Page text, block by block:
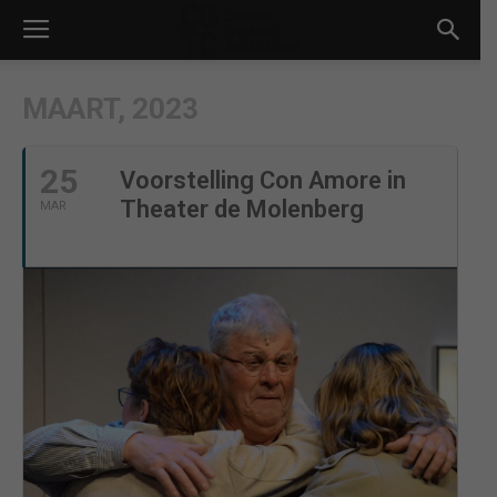
25
MAR
Voorstelling Con Amore in
Theater de Molenberg